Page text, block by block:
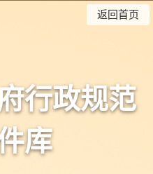
返回首页
行政规范
库